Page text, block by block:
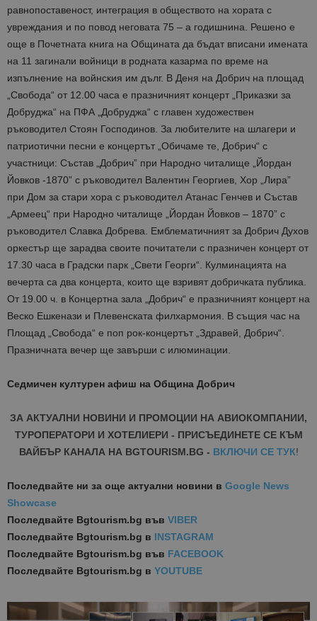
равнопоставеност, интеграция в обществото на хората с
увреждания и по повод неговата 75 – а годишнина. Решено е
още в Почетната книга на Общината да бъдат вписани имената
на 11 загинали войници в родната казарма по време на
изпълнение на войнския им дълг. В Деня на Добрич на площад
„Свобода“ от 12.00 часа е празничният концерт „Приказки за
Добруджа“ на ПФА „Добруджа“ с главен художествен
ръководител Стоян Господинов. За любителите на шлагери и
патриотични песни е концертът „Обичаме те, Добрич“ с
участници: Състав „Добрич” при Народно читалище „Йордан
Йовков -1870” с ръководител Валентин Георгиев, Хор „Лира”
при Дом за стари хора с ръководител Атанас Генчев и Състав
„Армеец“ при Народно читалище „Йордан Йовков – 1870” с
ръководител Славка Добрева. Емблематичният за Добрич Духов
оркестър ще зарадва своите почитатели с празничен концерт от
17.30 часа в Градски парк „Свети Георги“. Кулминацията на
вечерта са два концерта, които ще взривят добричката публика.
От 19.00 ч. в Концертна зала „Добрич“ е празничният концерт на
Веско Ешкенази и Плевенската филхармония. В същия час на
Площад „Свобода“ е поп рок-концертът „Здравей, Добрич“.
Празничната вечер ще завърши с илюминации.
Седмичен културен афиш на Община Добрич
ЗА АКТУАЛНИ НОВИНИ И ПРОМОЦИИ НА АВИОКОМПАНИИ,
ТУРОПЕРАТОРИ И ХОТЕЛИЕРИ - ПРИСЪЕДИНЕТЕ СЕ КЪМ
ВАЙБЪР КАНАЛА НА BGTOURISM.BG - ВКЛЮЧИ СЕ ТУК!
Последвайте ни за още актуални новини в Google News
Showcase
Последвайте Bgtourism.bg във VIBER
Последвайте Bgtourism.bg в INSTAGRAM
Последвайте Bgtourism.bg във FACEBOOK
Последвайте Bgtourism.bg в YOUTUBE